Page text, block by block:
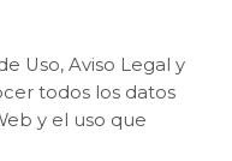
Uso, Aviso Legal y
todos los datos
y el uso que